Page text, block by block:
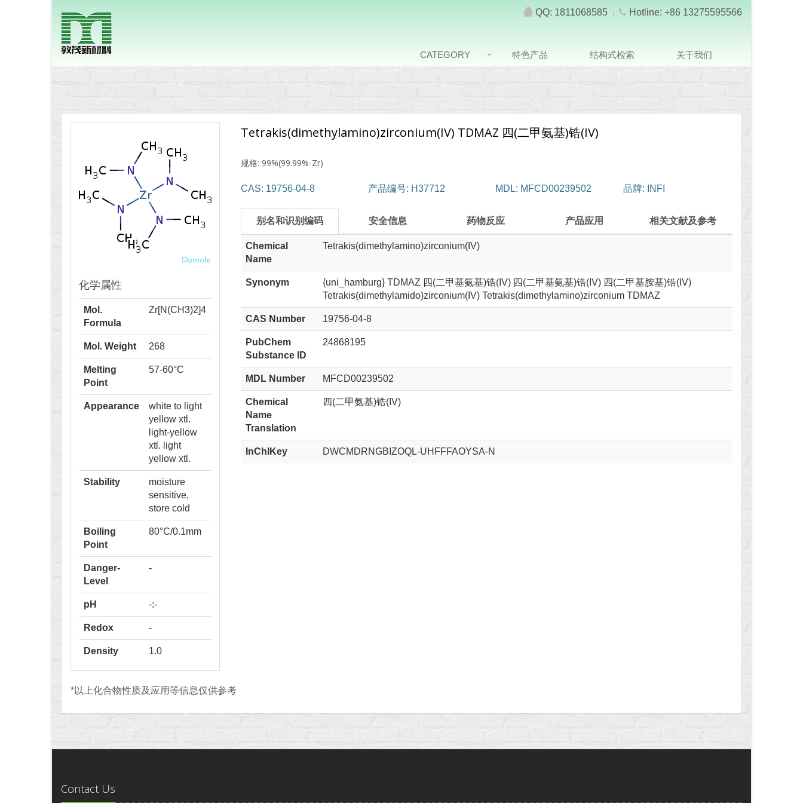
QQ: 1811068585 Hotline: +86 13275595566
CATEGORY 特色产品 结构式检索 关于我们
Tetrakis(dimethylamino)zirconium(IV) TDMAZ 四(二甲氨基)锆(IV)
规格: 99%(99.99%-Zr)
CAS: 19756-04-8 产品编号: H37712 MDL: MFCD00239502 品牌: INFI
别名和识别编码 安全信息 药物反应 产品应用 相关文献及参考
Chemical
Name
Tetrakis(dimethylamino)zirconium(IV)
Synonym
{uni_hamburg} TDMAZ 四(二甲基氨基)锆(IV) 四(二甲基氨基)锆(IV) 四(二甲基胺基)锆(IV)
Tetrakis(dimethylamido)zirconium(IV) Tetrakis(dimethylamino)zirconium TDMAZ
CAS Number 19756-04-8
PubChem
Substance ID
24868195
MDL Number MFCD00239502
Chemical
Name
Translation
四(二甲氨基)锆(IV)
InChIKey DWCMDRNGBIZOQL-UHFFFAOYSA-N
化学属性
Mol.
Formula
Zr[N(CH3)2]4
Mol. Weight 268
Melting
Point
57-60°C
Appearance
white to light
yellow xtl.
light-yellow
xtl. light
yellow xtl.
Stability
moisture
sensitive,
store cold
Boiling
Point
80°C/0.1mm
Danger-
Level
-
pH -:-
Redox -
Density 1.0
*以上化合物性质及应用等信息仅供参考
Contact Us